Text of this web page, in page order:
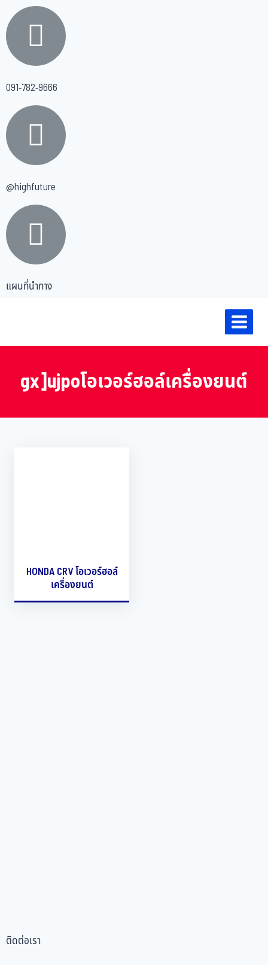
091-782-9666
@highfuture
แผนที่นำทาง
gx]ujpoโอเวอร์ฮอล์เครื่องยนต์
HONDA CRV โอเวอร์ฮอล์
เครื่องยนต์
ติดต่อเรา